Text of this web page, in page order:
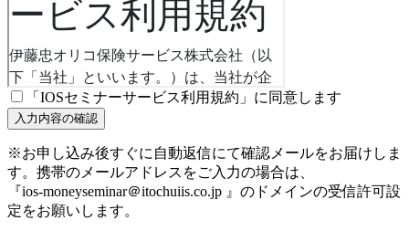
「IOSセミナーサービス利用規約」に同意します
※お申し込み後すぐに自動返信にて確認メールをお届けしま
す。携帯のメールアドレスをご入力の場合は、
『ios-moneyseminar＠itochuiis.co.jp 』のドメインの受信許可設
定をお願いします。